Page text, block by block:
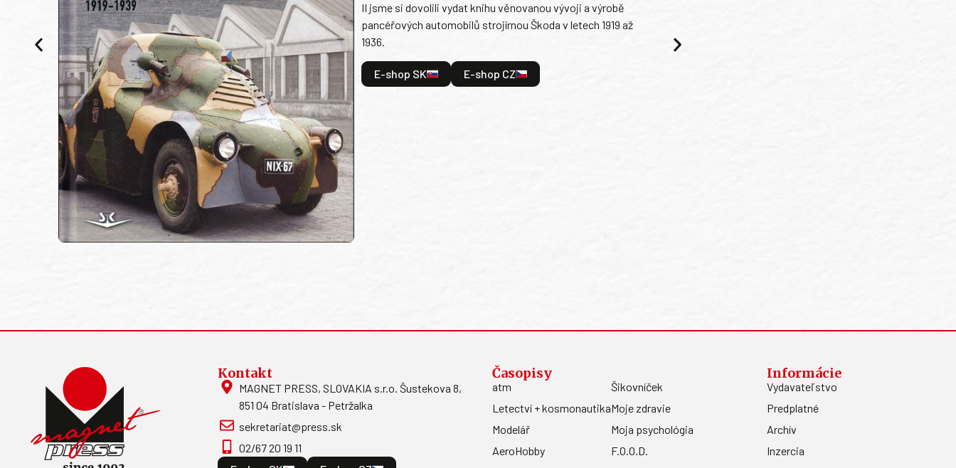
II jsme si dovolili vydat knihu věnovanou vývoji a výrobě
pancéřových automobilů strojírnou Škoda v letech 1919 až
1936.
E-shop SK E-shop CZ
Kontakt
MAGNET PRESS, SLOVAKIA s.r.o. Šustekova 8,
851 04 Bratislava - Petržalka
sekretariat@press.sk
02/67 20 19 11
Časopisy
atm
Letectví + kosmonautika
Modelář
AeroHobby
Šikovníček
Moje zdravie
Moja psychológia
F.O.O.D.
Informácie
Vydavateľstvo
Predplatné
Archív
Inzercia